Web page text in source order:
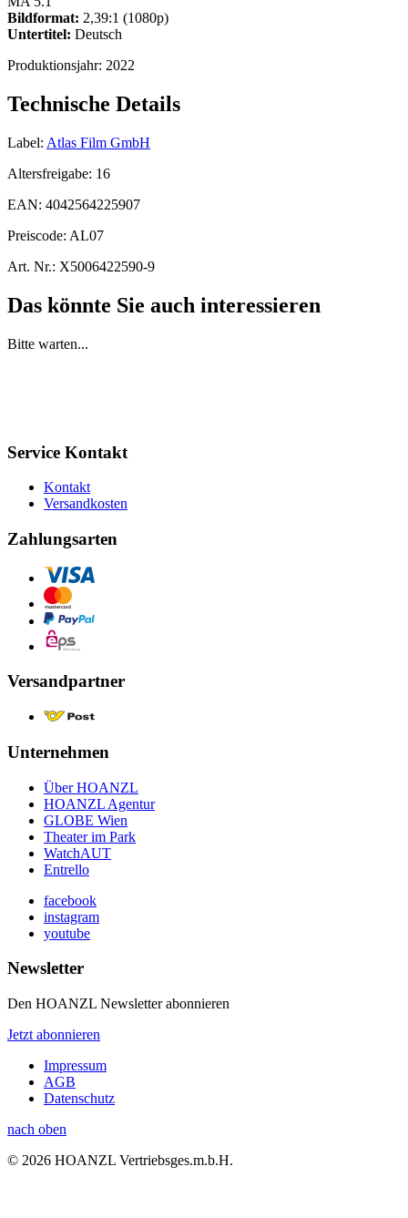
Bildformat: 2,39:1 (1080p)
Untertitel: Deutsch
Produktionsjahr: 2022
Technische Details
Label: Atlas Film GmbH
Altersfreigabe: 16
EAN: 4042564225907
Preiscode: AL07
Art. Nr.: X5006422590-9
Das könnte Sie auch interessieren
Bitte warten...
Service Kontakt
Kontakt
Versandkosten
Zahlungsarten
Versandpartner
Unternehmen
Über HOANZL
HOANZL Agentur
GLOBE Wien
Theater im Park
WatchAUT
Entrello
facebook
instagram
youtube
Newsletter
Den HOANZL Newsletter abonnieren
Jetzt abonnieren
Impressum
AGB
Datenschutz
nach oben
© 2026 HOANZL Vertriebsges.m.b.H.